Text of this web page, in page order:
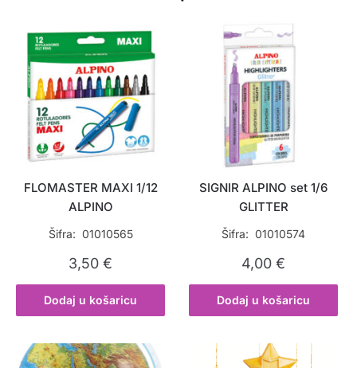
FLOMASTER MAXI 1/12
ALPINO
Šifra: 01010565
3,50€
Dodaj u košaricu
SIGNIR ALPINO set 1/6
GLITTER
Šifra: 01010574
4,00€
Dodaj u košaricu